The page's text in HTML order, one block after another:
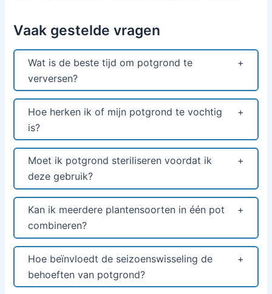
Vaak gestelde vragen
Wat is de beste tijd om potgrond te
verversen?
Hoe herken ik of mijn potgrond te vochtig
is?
Moet ik potgrond steriliseren voordat ik
deze gebruik?
Kan ik meerdere plantensoorten in één pot
combineren?
Hoe beïnvloedt de seizoenswisseling de
behoeften van potgrond?